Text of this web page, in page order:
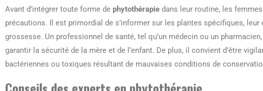
Avant d’intégrer toute forme de phytothérapie dans leur routine, les
précautions. Il est primordial de s’informer sur les plantes spécifiques,
grossesse. Un professionnel de santé, tel qu’un médecin ou un
garantir la sécurité de la mère et de l’enfant. De plus, il convient d’être
bactériennes ou toxiques résultant de mauvaises conditions de